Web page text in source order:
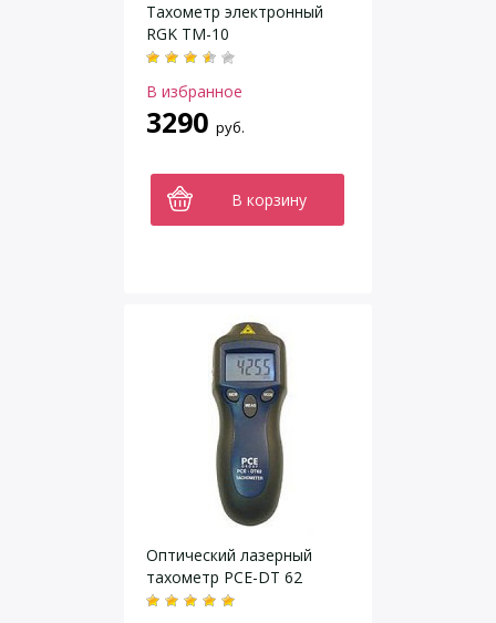
Тахометр электронный
RGK TM-10
В избранное
3290 руб.
В корзину
Оптический лазерный
тахометр PCE-DT 62